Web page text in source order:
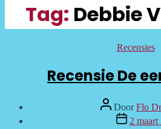
Tag: Debbie
Recensies
Recensie De
Bericht
auteur
DoorFlo
2 maart